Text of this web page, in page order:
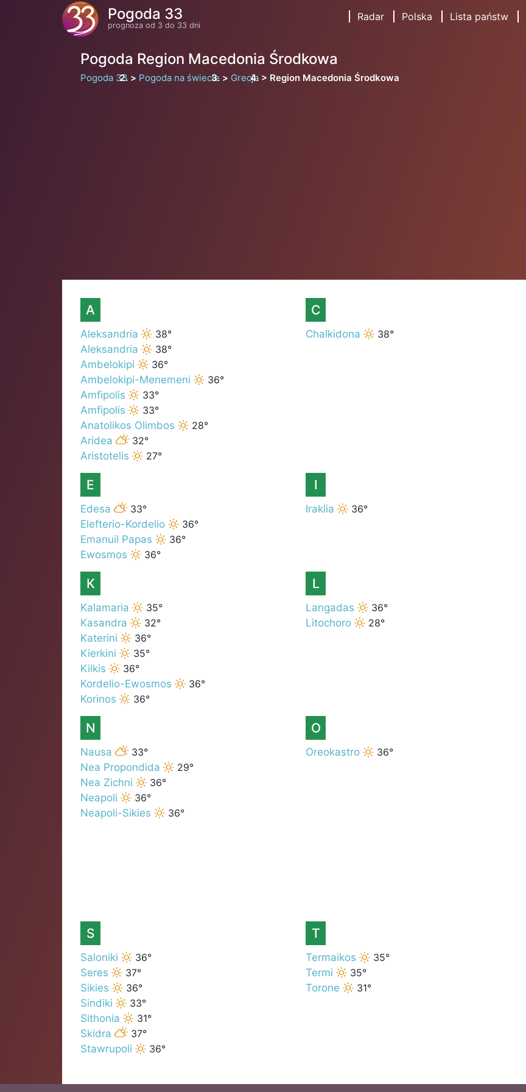
Pogoda 33
prognoza od 3 do 33 dni
Radar Polska Lista państw
Pogoda Region Macedonia Środkowa
Pogoda 33 Pogoda na świecie Grecja Region Macedonia Środkowa
A
Aleksandria
38°
Aleksandria
38°
Ambelokipi
36°
Ambelokipi-Menemeni
36°
Amfipolis
33°
Amfipolis
33°
Anatolikos Olimbos
28°
Aridea
32°
Aristotelis
27°
C
Chalkidona 38°
E
Edesa
33°
Elefterio-Kordelio
36°
Emanuil Papas
36°
Ewosmos
36°
I
Iraklia 36°
K
Kalamaria
35°
Kasandra
32°
Katerini
36°
Kierkini
35°
Kilkis
36°
Kordelio-Ewosmos
36°
Korinos
36°
L
Langadas
36°
Litochoro
28°
N
Nausa
33°
Nea Propondida
29°
Nea Zichni
36°
Neapoli
36°
Neapoli-Sikies
36°
O
Oreokastro 36°
S
Saloniki
36°
Seres
37°
Sikies
36°
Sindiki
33°
Sithonia
31°
Skidra
37°
Stawrupoli
36°
T
Termaikos
35°
Termi
35°
Torone
31°